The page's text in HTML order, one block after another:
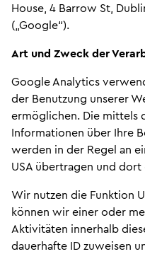
House, 4 Barrow St,
(„Google“).
Art und Zweck der
Google Analytics
der Benutzung unserer
ermöglichen. Die mittels
Informationen über Ihre
werden in der Regel an
USA übertragen und
Wir nutzen die Funktion
können wir einer oder
Aktivitäten innerhalb
dauerhafte ID zuweisen